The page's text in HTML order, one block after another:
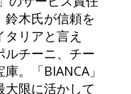
木氏が信頼を
リアと言え
ルチーニ、チー
。「BIANCA」
大限に活かして